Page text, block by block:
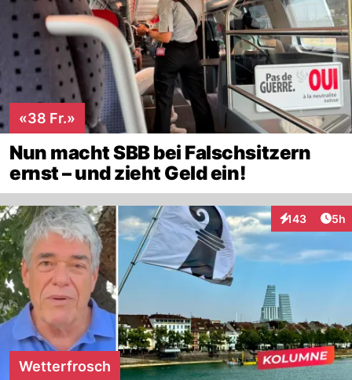
«38 Fr.»
Nun macht SBB bei Falschsitzern
ernst – und zieht Geld ein!
143
Interaktionen
5h
Wetterfrosch